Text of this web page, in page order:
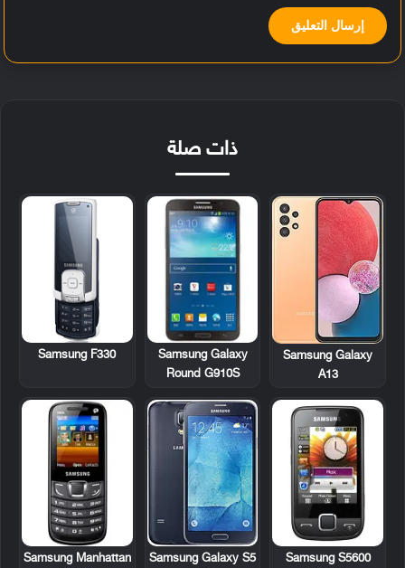
ذات صلة
Samsung Galaxy
A13
Samsung Galaxy
Round G910S
Samsung F330
Samsung S5600
Samsung Galaxy S5
Samsung Manhattan